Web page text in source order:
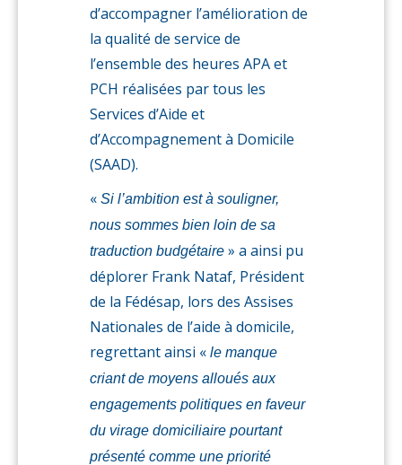
d’accompagner l’amélioration de
la qualité de service de
l’ensemble des heures APA et
PCH réalisées par tous les
Services d’Aide et
d’Accompagnement à Domicile
(SAAD).
« Si l’ambition est à souligner,
nous sommes bien loin de sa
traduction budgétaire » a ainsi pu
déplorer Frank Nataf, Président
de la Fédésap, lors des Assises
Nationales de l’aide à domicile,
regrettant ainsi « le manque
criant de moyens alloués aux
engagements politiques en faveur
du virage domiciliaire pourtant
présenté comme une priorité